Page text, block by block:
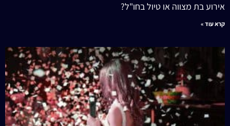
אירוע בת מצווה או טיול בחו"ל?
קרא עוד »